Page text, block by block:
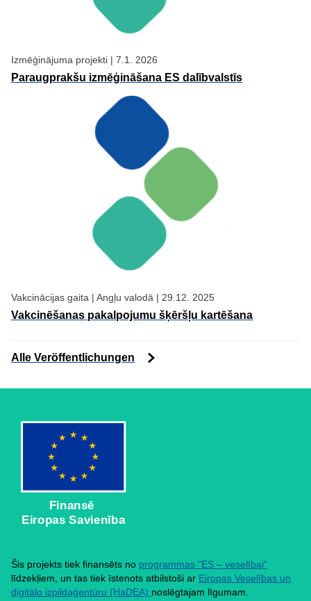
Izmēģinājuma projekti | 7.1. 2026
Paraugprakšu izmēģināšana ES dalībvalstīs
Vakcinācijas gaita | Angļu valodā | 29.12. 2025
Vakcinēšanas pakalpojumu šķēršļu kartēšana
Alle Veröffentlichungen
Eiropas Savienība
Šis projekts tiek finansēts no programmas "ES – veselībai"
līdzekļiem, un tas tiek īstenots atbilstoši ar Eiropas Veselības un
digitālo izpildaģentūru (HaDEA) noslēgtajam līgumam.